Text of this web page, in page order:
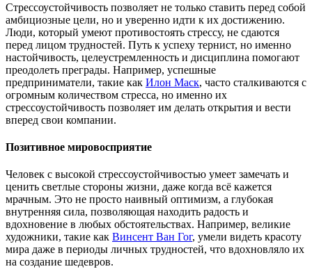
Стрессоустойчивость позволяет не только ставить перед собой
амбициозные цели, но и уверенно идти к их достижению.
Люди, который умеют противостоять стрессу, не сдаются
перед лицом трудностей. Путь к успеху тернист, но именно
настойчивость, целеустремленность и дисциплина помогают
преодолеть преграды. Например, успешные
предприниматели, такие как Илон Маск, часто сталкиваются с
огромным количеством стресса, но именно их
стрессоустойчивость позволяет им делать открытия и вести
вперед свои компании.
Позитивное мировосприятие
Человек с высокой стрессоустойчивостью умеет замечать и
ценить светлые стороны жизни, даже когда всё кажется
мрачным. Это не просто наивный оптимизм, а глубокая
внутренняя сила, позволяющая находить радость и
вдохновение в любых обстоятельствах. Например, великие
художники, такие как Винсент Ван Гог, умели видеть красоту
мира даже в периоды личных трудностей, что вдохновляло их
на создание шедевров.